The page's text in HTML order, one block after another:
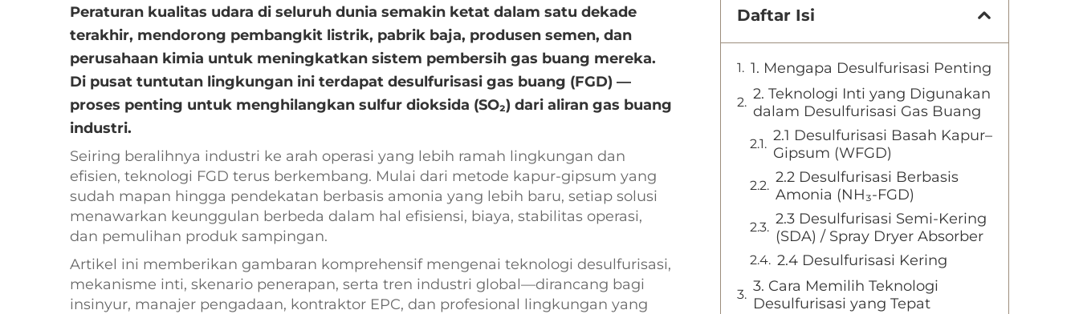
Peraturan kualitas udara di seluruh dunia semakin ketat dalam satu dekade
terakhir, mendorong pembangkit listrik, pabrik baja, produsen semen, dan
perusahaan kimia untuk meningkatkan sistem pembersih gas buang mereka.
Di pusat tuntutan lingkungan ini terdapat desulfurisasi gas buang (FGD) —
proses penting untuk menghilangkan sulfur dioksida (SO₂) dari aliran gas buang
industri.
Seiring beralihnya industri ke arah operasi yang lebih ramah lingkungan dan
efisien, teknologi FGD terus berkembang. Mulai dari metode kapur-gipsum yang
sudah mapan hingga pendekatan berbasis amonia yang lebih baru, setiap solusi
menawarkan keunggulan berbeda dalam hal efisiensi, biaya, stabilitas operasi,
dan pemulihan produk sampingan.
Artikel ini memberikan gambaran komprehensif mengenai teknologi desulfurisasi,
mekanisme inti, skenario penerapan, serta tren industri global—dirancang bagi
insinyur, manajer pengadaan, kontraktor EPC, dan profesional lingkungan yang
Daftar Isi
1. Mengapa Desulfurisasi Penting
2. Teknologi Inti yang Digunakan
dalam Desulfurisasi Gas Buang
2.1 Desulfurisasi Basah Kapur–
Gipsum (WFGD)
2.2 Desulfurisasi Berbasis
Amonia (NH₃-FGD)
2.3 Desulfurisasi Semi-Kering
(SDA) / Spray Dryer Absorber
2.4 Desulfurisasi Kering
3. Cara Memilih Teknologi
Desulfurisasi yang Tepat